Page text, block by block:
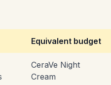
Equivalent budget
CeraVe Night
Cream